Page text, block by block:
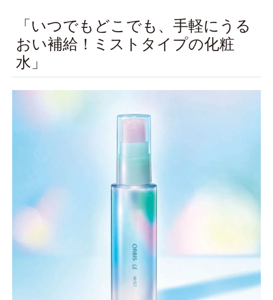
「いつでもどこでも、手軽にうる
おい補給！ミストタイプの化粧
水」